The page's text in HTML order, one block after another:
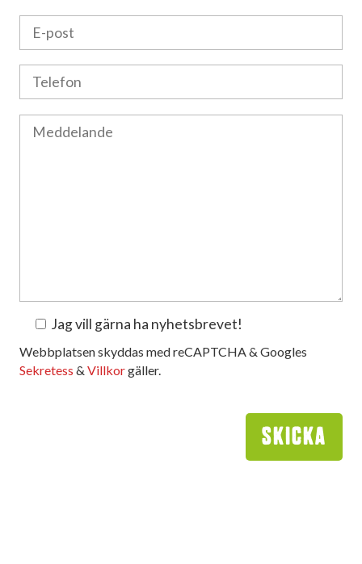
Jag vill gärna ha nyhetsbrevet!
Webbplatsen skyddas med reCAPTCHA & Googles
Sekretess & Villkorgäller.